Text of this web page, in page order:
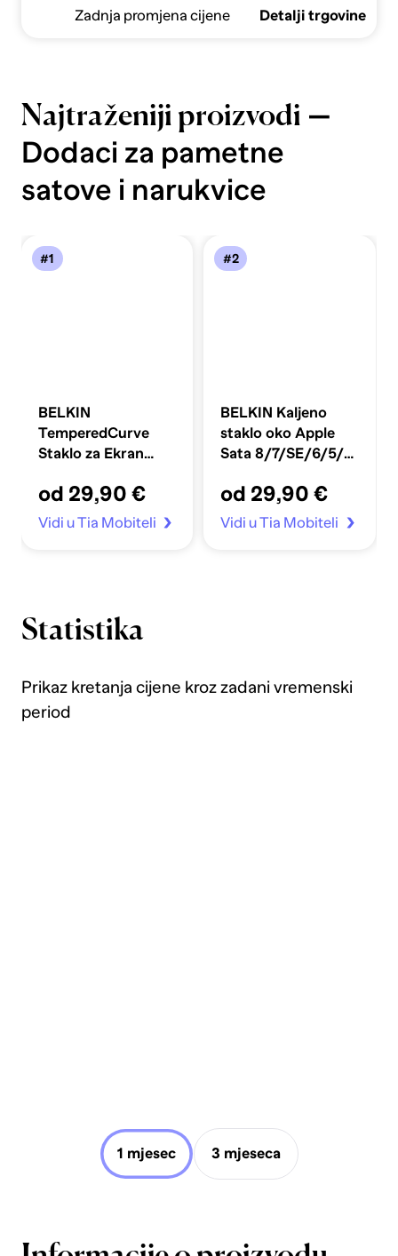
Zadnja promjena cijene Detalji trgovine
Najtraženiji proizvodi —
Dodaci za pametne
satove i narukvice
#1
BELKIN
TemperedCurve
Staklo za Ekran
40/41mm prozirno
od 29,90 €
Vidi u Tia Mobiteli
#2
BELKIN Kaljeno
staklo oko Apple
Sata 8/7/SE/6/5/4
od 29,90 €
Vidi u Tia Mobiteli
Statistika
Prikaz kretanja cijene kroz zadani vremenski
period
1 mjesec 3 mjeseca